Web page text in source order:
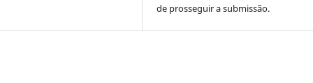
de prosseguir a submissão.